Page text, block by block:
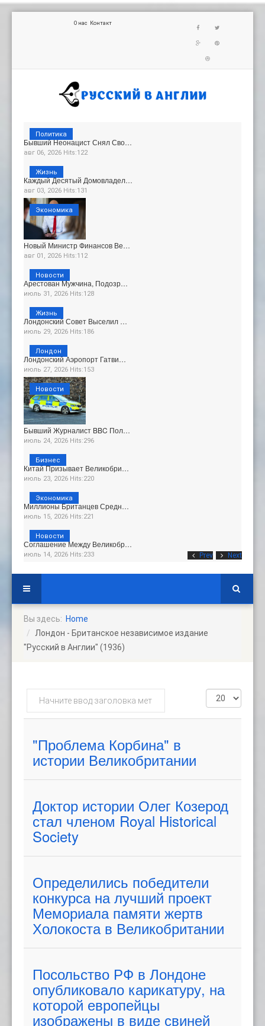
О нас Контакт
Prev Next
Бывший Неонацист Снял Сво…
авг 06, 2026 Hits:122
Политика
Каждый Десятый Домовладел…
авг 03, 2026 Hits:131
Жизнь
Новый Министр Финансов Ве…
авг 01, 2026 Hits:112
Экономика
Арестован Мужчина, Подозр…
июль 31, 2026 Hits:128
Новости
Лондонский Совет Выселил …
июль 29, 2026 Hits:186
Жизнь
Лондонский Аэропорт Гатви…
июль 27, 2026 Hits:153
Лондон
Бывший Журналист BBC Пол…
июль 24, 2026 Hits:296
Новости
Китай Призывает Великобри…
июль 23, 2026 Hits:220
Бизнес
Миллионы Британцев Средн…
июль 15, 2026 Hits:221
Экономика
Соглашение Между Великобр…
июль 14, 2026 Hits:233
Новости
Вы здесь: Home
Лондон - Британское независимое издание
"Русский в Англии" (1936)
Начните
ввод
метки
Кол-
во
"Проблема Корбина" в
истории Великобритании
Доктор истории Олег Козерод
стал членом Royal Historical
Society
Определились победители
конкурса на лучший проект
Мемориала памяти жертв
Холокоста в Великобритании
Посольство РФ в Лондоне
опубликовало карикатуру, на
которой европейцы
изображены в виде свиней